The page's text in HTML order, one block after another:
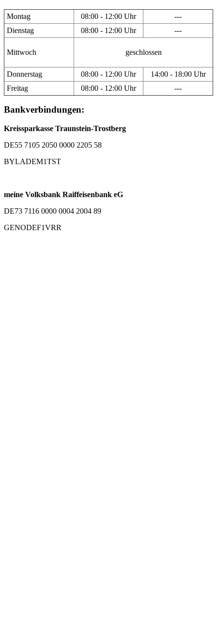
Montag 08:00 - 12:00 Uhr
---
Dienstag
08:00 - 12:00 Uhr ---
Mittwoch geschlossen
Donnerstag 08:00 - 12:00 Uhr
14:00 - 18:00 Uhr
Freitag
08:00 - 12:00 Uhr ---
Bankverbindungen:
Kreissparkasse Traunstein-Trostberg
DE55 7105 2050 0000 2205 58
BYLADEM1TST
meine Volksbank Raiffeisenbank eG
DE73 7116 0000 0004 2004 89
GENODEF1VRR